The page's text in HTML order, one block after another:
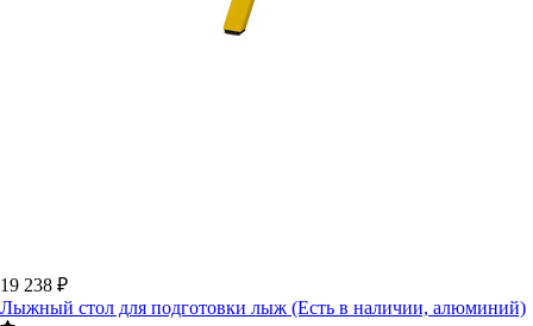
19 238 ₽
Лыжный стол для подготовки лыж (Есть в наличии, алюминий)